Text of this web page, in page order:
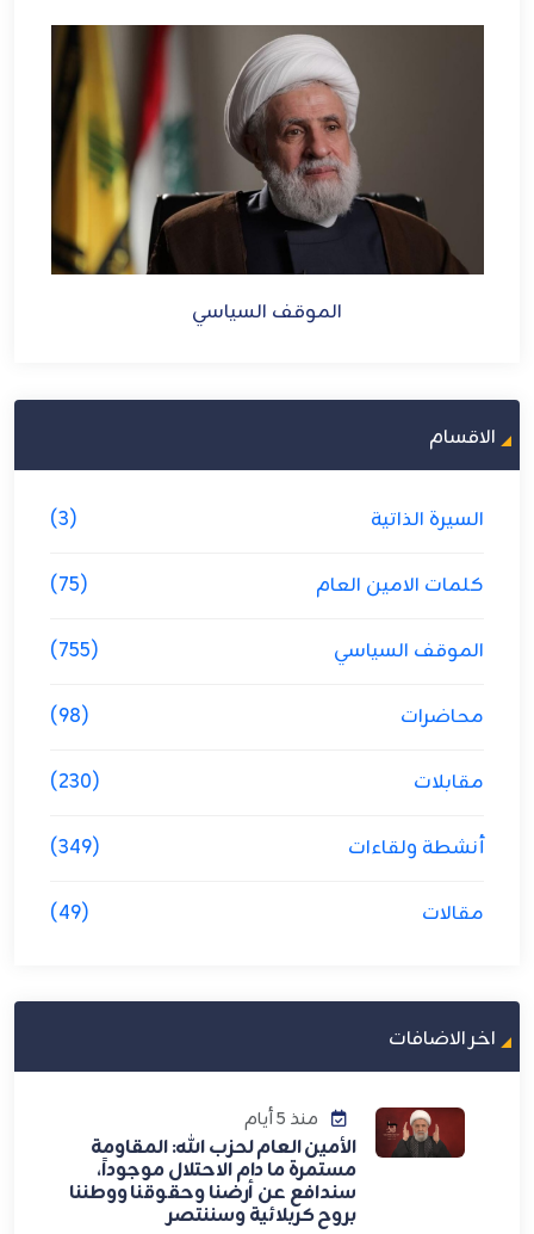
الموقف السياسي
الاقسام
السيرة الذاتية (3)
كلمات الامين العام (75)
الموقف السياسي (755)
محاضرات (98)
مقابلات (230)
أنشطة ولقاءات (349)
مقالات (49)
اخر الاضافات
منذ 5 أيام
الأمين العام لحزب الله: المقاومة
مستمرة ما دام الاحتلال موجوداً،
سندافع عن أرضنا وحقوقنا ووطننا
بروح كربلائية وسننتصر